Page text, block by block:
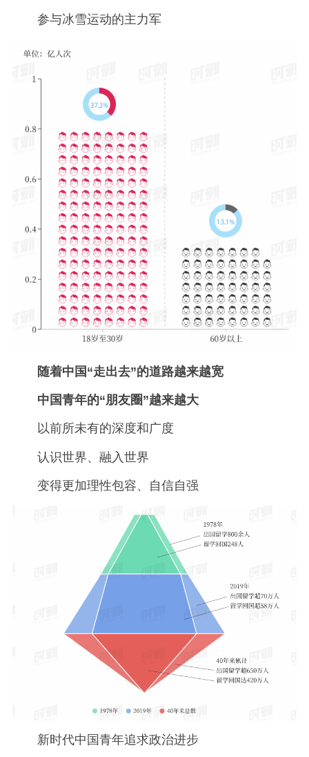
参与冰雪运动的主力军
随着中国“走出去”的道路越来越宽
中国青年的“朋友圈”越来越大
以前所未有的深度和广度
认识世界、融入世界
变得更加理性包容、自信自强
新时代中国青年追求政治进步